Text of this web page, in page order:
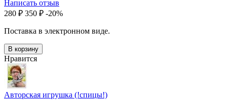
Написать отзыв
‍280‍ ₽ ‍350‍ ₽ -20%
Поставка в электронном виде.
В корзину
Нравится
Авторская игрушка (!спицы!)